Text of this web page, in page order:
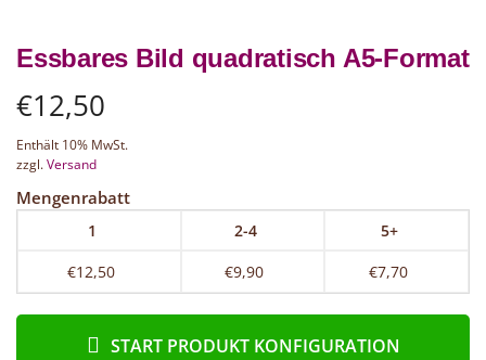
Essbares Bild quadratisch A5-Format
€12,50
Enthält 10% MwSt.
zzgl.Versand
Mengenrabatt
1 2-4
5+
€12,50
€9,90 €7,70
START PRODUKT KONFIGURATION